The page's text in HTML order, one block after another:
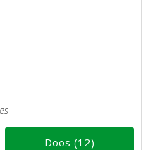
Doos (12)